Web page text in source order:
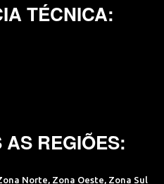
TÉCNICA:
REGIÕES:
Norte, Zona Oeste, Zona Sul